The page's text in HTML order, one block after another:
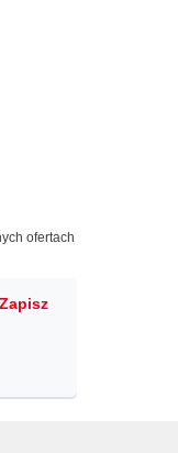
ofertach
Zapisz